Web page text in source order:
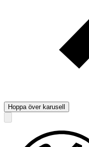
Hoppa över karusell